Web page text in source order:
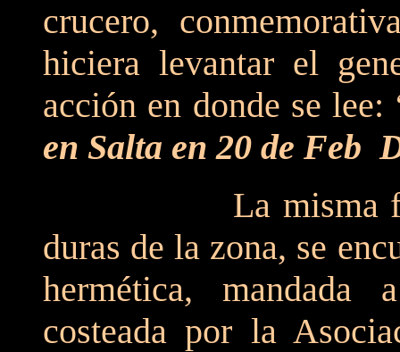
crucero,
hiciera levantar el
acción en donde se lee:
en Salta en 20 de Feb
La misma fue
duras de la zona, se
hermética,
costeada por la